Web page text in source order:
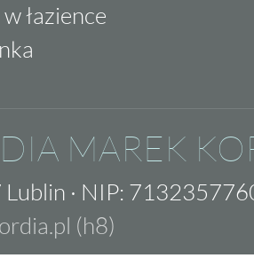
łazience
MAREK
· NIP:
(h8)